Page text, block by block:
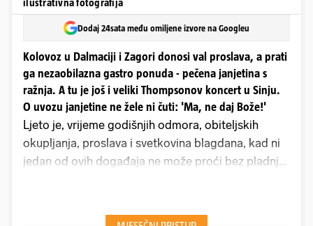
ilustrativna fotografija
Dodaj 24sata među omiljene izvore na Googleu
Kolovoz u Dalmaciji i Zagori donosi val proslava, a prati
ga nezaobilazna gastro ponuda - pečena janjetina s
ražnja. A tu je još i veliki Thompsonov koncert u Sinju.
O uvozu janjetine ne žele ni čuti: 'Ma, ne daj Bože!'
Ljeto je, vrijeme godišnjih odmora, obiteljskih
okupljanja, proslava i svetkovina blagdana, kad ni
jedan od ovih događaja ne može proći bez pladnja
nekoliko dana, na samom početku kolovoza,